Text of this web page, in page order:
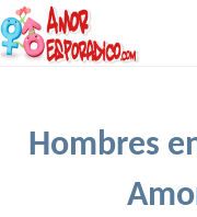
Hombres